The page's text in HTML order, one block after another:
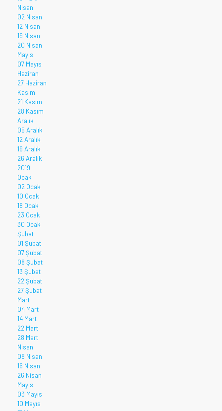
Nisan
02 Nisan
12 Nisan
19 Nisan
20 Nisan
Mayıs
07 Mayıs
Haziran
27 Haziran
Kasım
21 Kasım
28 Kasım
Aralık
05 Aralık
12 Aralık
19 Aralık
26 Aralık
2019
Ocak
02 Ocak
10 Ocak
18 Ocak
23 Ocak
30 Ocak
Şubat
01 Şubat
07 Şubat
08 Şubat
13 Şubat
22 Şubat
27 Şubat
Mart
04 Mart
14 Mart
22 Mart
28 Mart
Nisan
08 Nisan
16 Nisan
26 Nisan
Mayıs
03 Mayıs
10 Mayıs